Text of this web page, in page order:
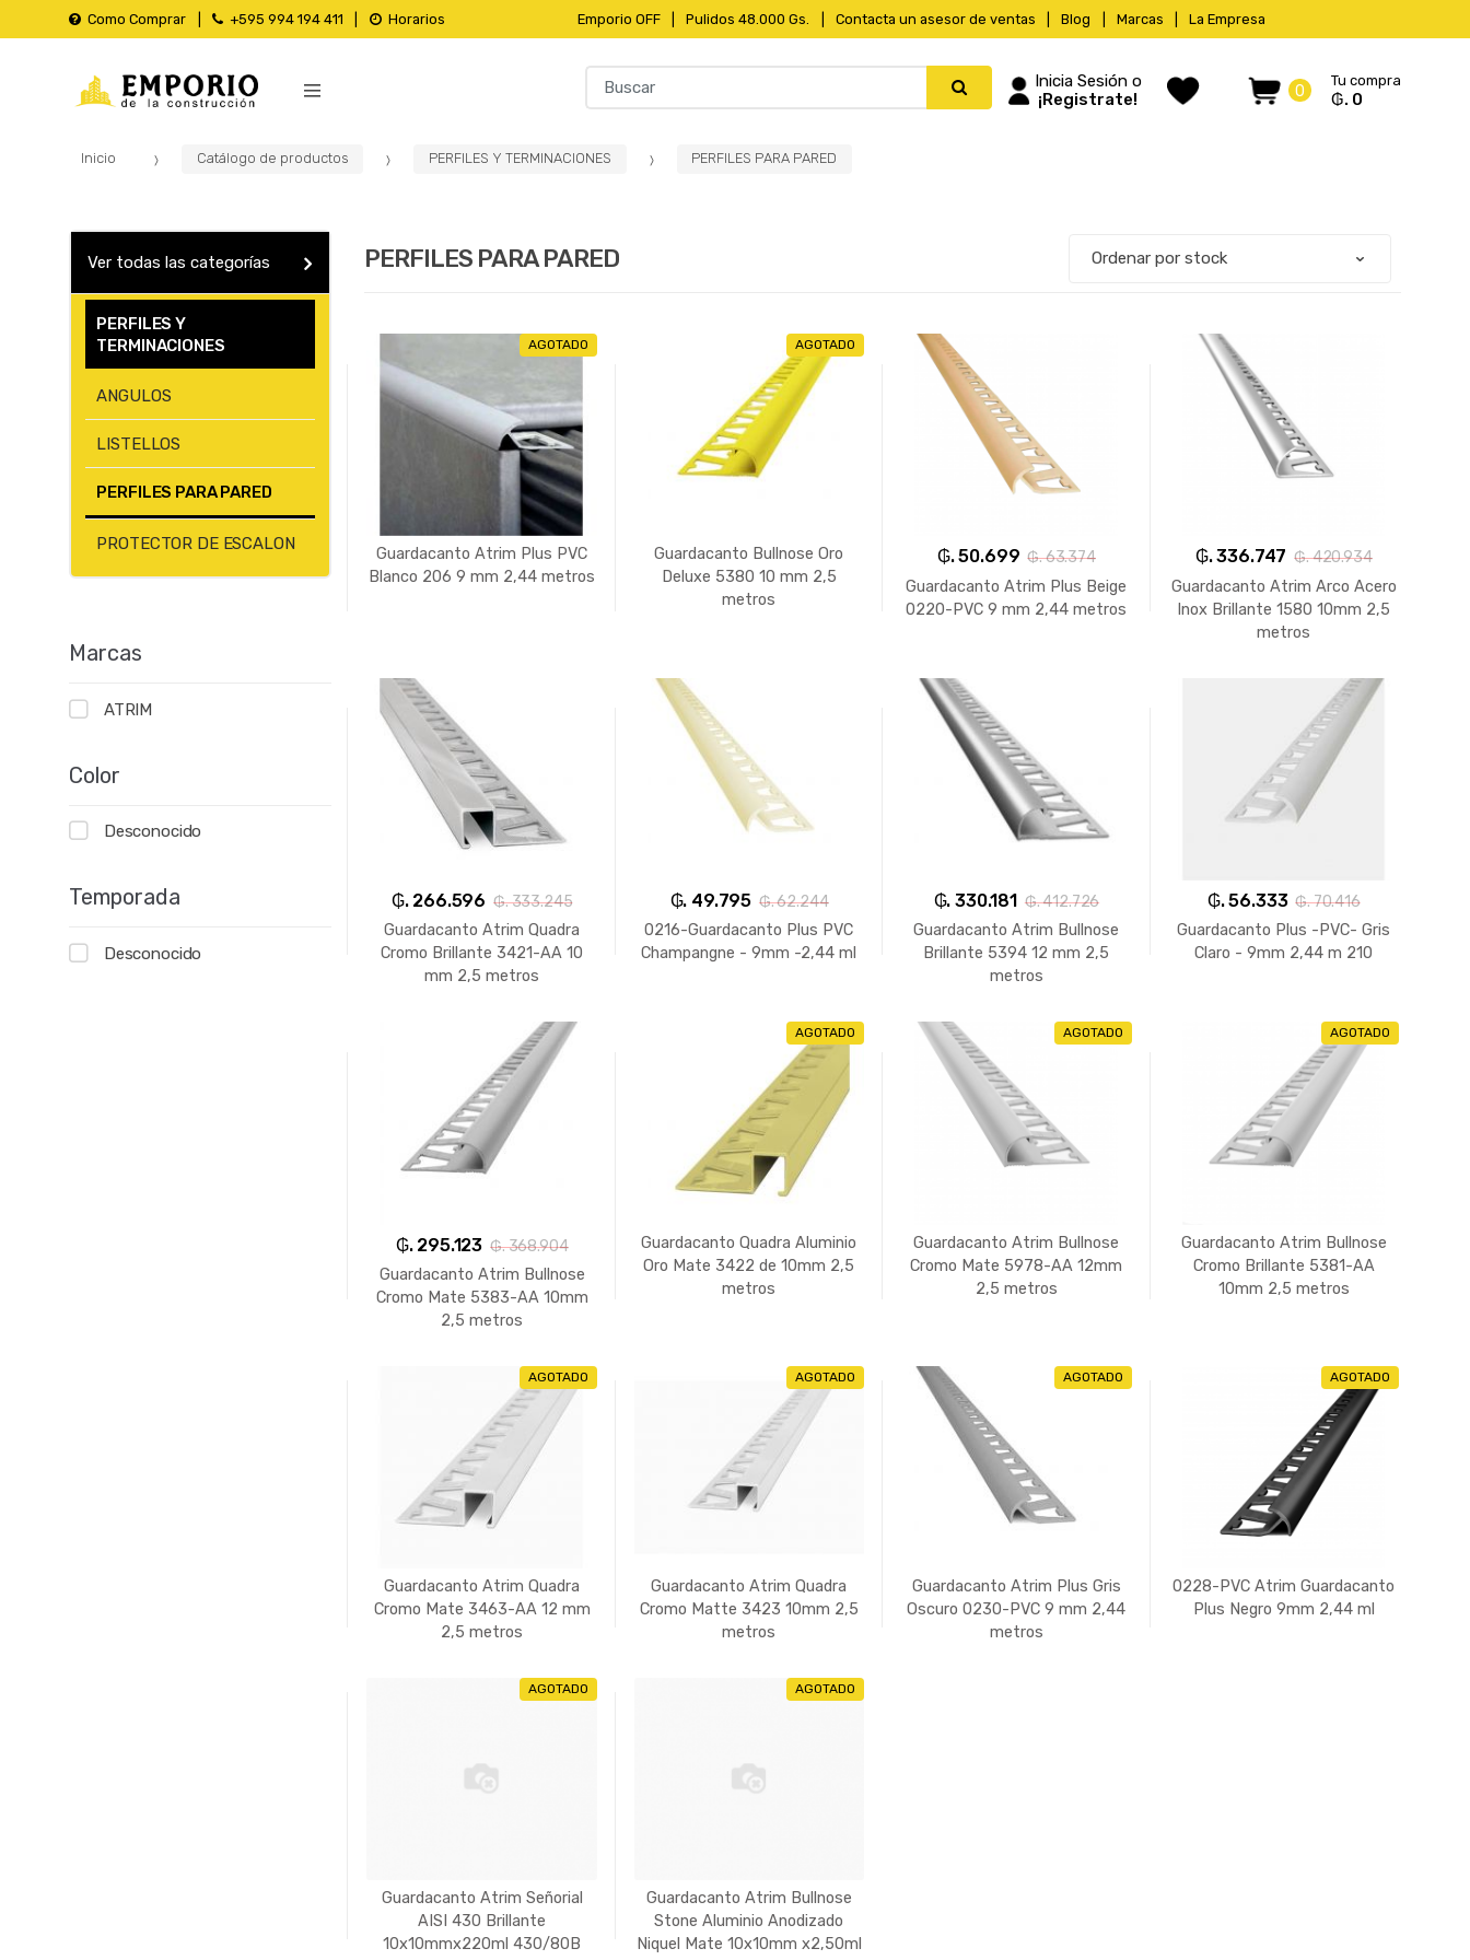
Como Comprar +595 994 194 411 Horarios Emporio OFF Pulidos 48.000 Gs. Contacta un asesor de ventas Blog Marcas La Empresa
Inicia Sesión o
¡Registrate!
0
Tu compra
₲. 0
Inicio Catálogo de productos PERFILES Y TERMINACIONES PERFILES PARA PARED
PERFILES PARA PARED
AGOTADO
Guardacanto Atrim Plus PVC
Blanco 206 9 mm 2,44 metros
AGOTADO
Guardacanto Bullnose Oro
Deluxe 5380 10 mm 2,5
metros
₲. 50.699 ₲. 63.374
Guardacanto Atrim Plus Beige
0220-PVC 9 mm 2,44 metros
₲. 336.747 ₲. 420.934
Guardacanto Atrim Arco Acero
Inox Brillante 1580 10mm 2,5
metros
₲. 266.596 ₲. 333.245
Guardacanto Atrim Quadra
Cromo Brillante 3421-AA 10
mm 2,5 metros
₲. 49.795 ₲. 62.244
0216-Guardacanto Plus PVC
Champangne - 9mm -2,44 ml
₲. 330.181 ₲. 412.726
Guardacanto Atrim Bullnose
Brillante 5394 12 mm 2,5
metros
₲. 56.333 ₲. 70.416
Guardacanto Plus -PVC- Gris
Claro - 9mm 2,44 m 210
₲. 295.123 ₲. 368.904
Guardacanto Atrim Bullnose
Cromo Mate 5383-AA 10mm
2,5 metros
AGOTADO
Guardacanto Quadra Aluminio
Oro Mate 3422 de 10mm 2,5
metros
AGOTADO
Guardacanto Atrim Bullnose
Cromo Mate 5978-AA 12mm
2,5 metros
AGOTADO
Guardacanto Atrim Bullnose
Cromo Brillante 5381-AA
10mm 2,5 metros
AGOTADO
Guardacanto Atrim Quadra
Cromo Mate 3463-AA 12 mm
2,5 metros
AGOTADO
Guardacanto Atrim Quadra
Cromo Matte 3423 10mm 2,5
metros
AGOTADO
Guardacanto Atrim Plus Gris
Oscuro 0230-PVC 9 mm 2,44
metros
AGOTADO
0228-PVC Atrim Guardacanto
Plus Negro 9mm 2,44 ml
AGOTADO
Guardacanto Atrim Señorial
AISI 430 Brillante
10x10mmx220ml 430/80B
AGOTADO
Guardacanto Atrim Bullnose
Stone Aluminio Anodizado
Niquel Mate 10x10mm x2,50ml
Ver todas las categorías
PERFILES Y
TERMINACIONES
ANGULOS
LISTELLOS
PERFILES PARA PARED
PROTECTOR DE ESCALON
Marcas
ATRIM
Color
Desconocido
Temporada
Desconocido